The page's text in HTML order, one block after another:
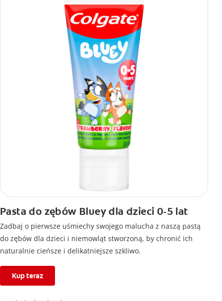
Pasta do zębów Bluey dla dzieci 0-5 lat
Zadbaj o pierwsze uśmiechy swojego malucha z naszą pastą
do zębów dla dzieci i niemowląt stworzoną, by chronić ich
naturalnie cieńsze i delikatniejsze szkliwo.
Kup teraz